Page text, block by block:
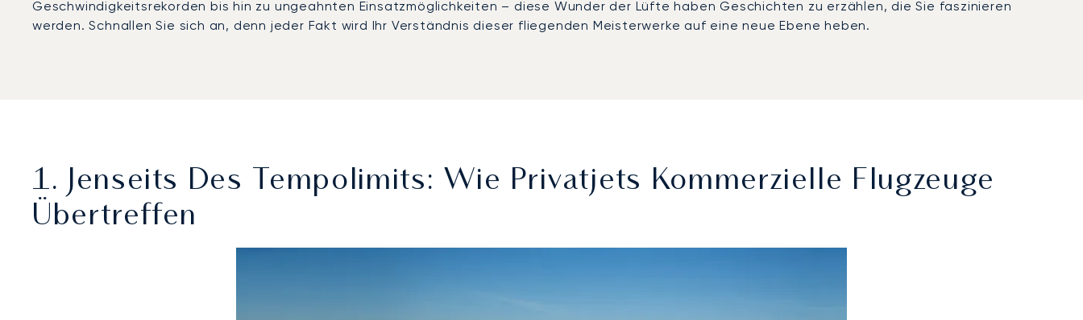
Geschwindigkeitsrekorden bis hin zu ungeahnten Einsatzmöglichkeiten – diese Wunder der Lüfte haben Geschichten zu erzählen, die Sie faszinieren
werden. Schnallen Sie sich an, denn jeder Fakt wird Ihr Verständnis dieser fliegenden Meisterwerke auf eine neue Ebene heben.
1. Jenseits Des Tempolimits: Wie Privatjets Kommerzielle Flugzeuge
Übertreffen